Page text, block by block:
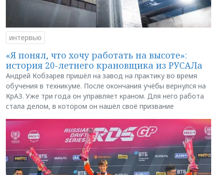
интервью
«Я понял, что хочу работать на высоте»:
история 20-летнего крановщика из РУСАЛа
Андрей Кобзарев пришёл на завод на практику во время
обучения в техникуме. После окончания учёбы вернулся на
КрАЗ. Уже три года он управляет краном. Для него работа
стала делом, в котором он нашёл своё призвание